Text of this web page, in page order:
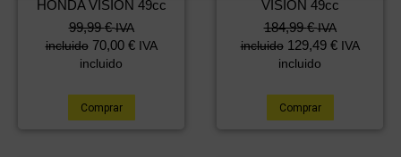
HONDA VISION 49cc
99,99€ IVA
incluido 70,00 € IVA
incluido
Comprar
VISION 49cc
184,99€ IVA
incluido 129,49 € IVA
incluido
Comprar